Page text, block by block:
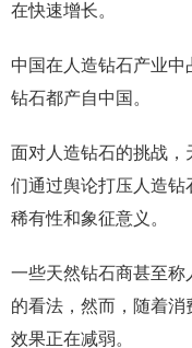
在快速增长。
中国在人造钻石产业
钻石都产自中国。
面对人造钻石的挑战
们通过舆论打压人造
稀有性和象征意义。
一些天然钻石商甚至
的看法，然而，随着
效果正在减弱。